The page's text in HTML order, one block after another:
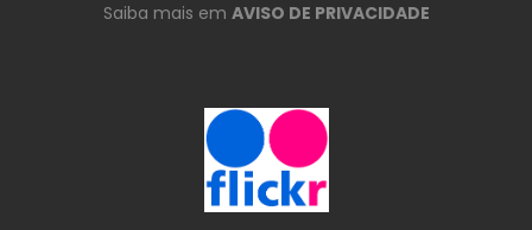
Saiba mais em AVISO DE PRIVACIDADE